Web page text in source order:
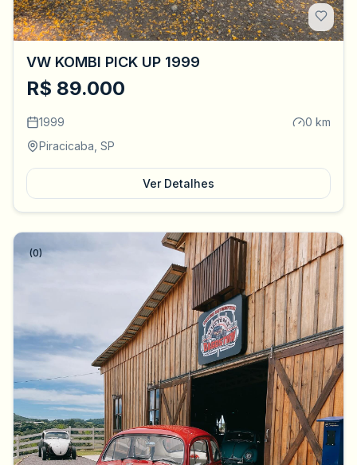
VW KOMBI PICK UP 1999
R$ 89.000
1999
0 km
Piracicaba, SP
Ver Detalhes
(0)